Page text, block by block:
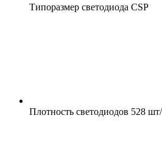
Типоразмер светодиода CSP
Плотность светодиодов 528